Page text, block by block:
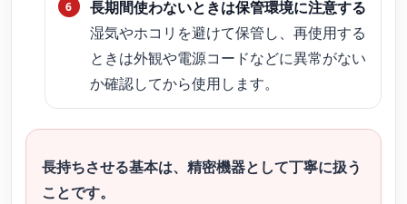
長期間使わないときは保管環境に注意する
湿気やホコリを避けて保管し、再使用する
ときは外観や電源コードなどに異常がない
か確認してから使用します。
長持ちさせる基本は、精密機器として丁寧に扱う
ことです。